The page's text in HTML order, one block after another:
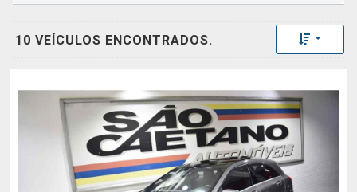
10 VEÍCULOS ENCONTRADOS. Toggle